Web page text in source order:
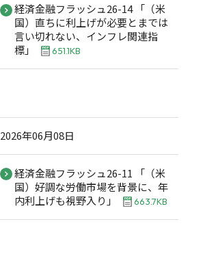
経済金融フラッシュ26-14 「（米
国）直ちに利上げが必要とまでは
言い切れない、インフレ関連指
標」
651.1KB
2026年06月08日
経済金融フラッシュ26-11 「（米
国）好調な労働市場を背景に、年
内利上げも視野入り」
663.7KB